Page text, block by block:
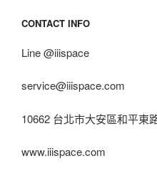
CONTACT INFO
Line @iiispace
service@iiispace.com
10662 台北市大安區和平東
www.iiispace.com